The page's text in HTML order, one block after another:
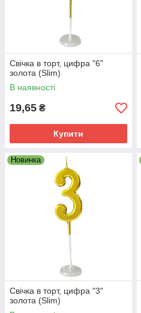
Свічка в торт, цифра "6"
золота (Slim)
В наявності
19,65 ₴
Купити
Новинка
Свічка в торт, цифра "3"
золота (Slim)